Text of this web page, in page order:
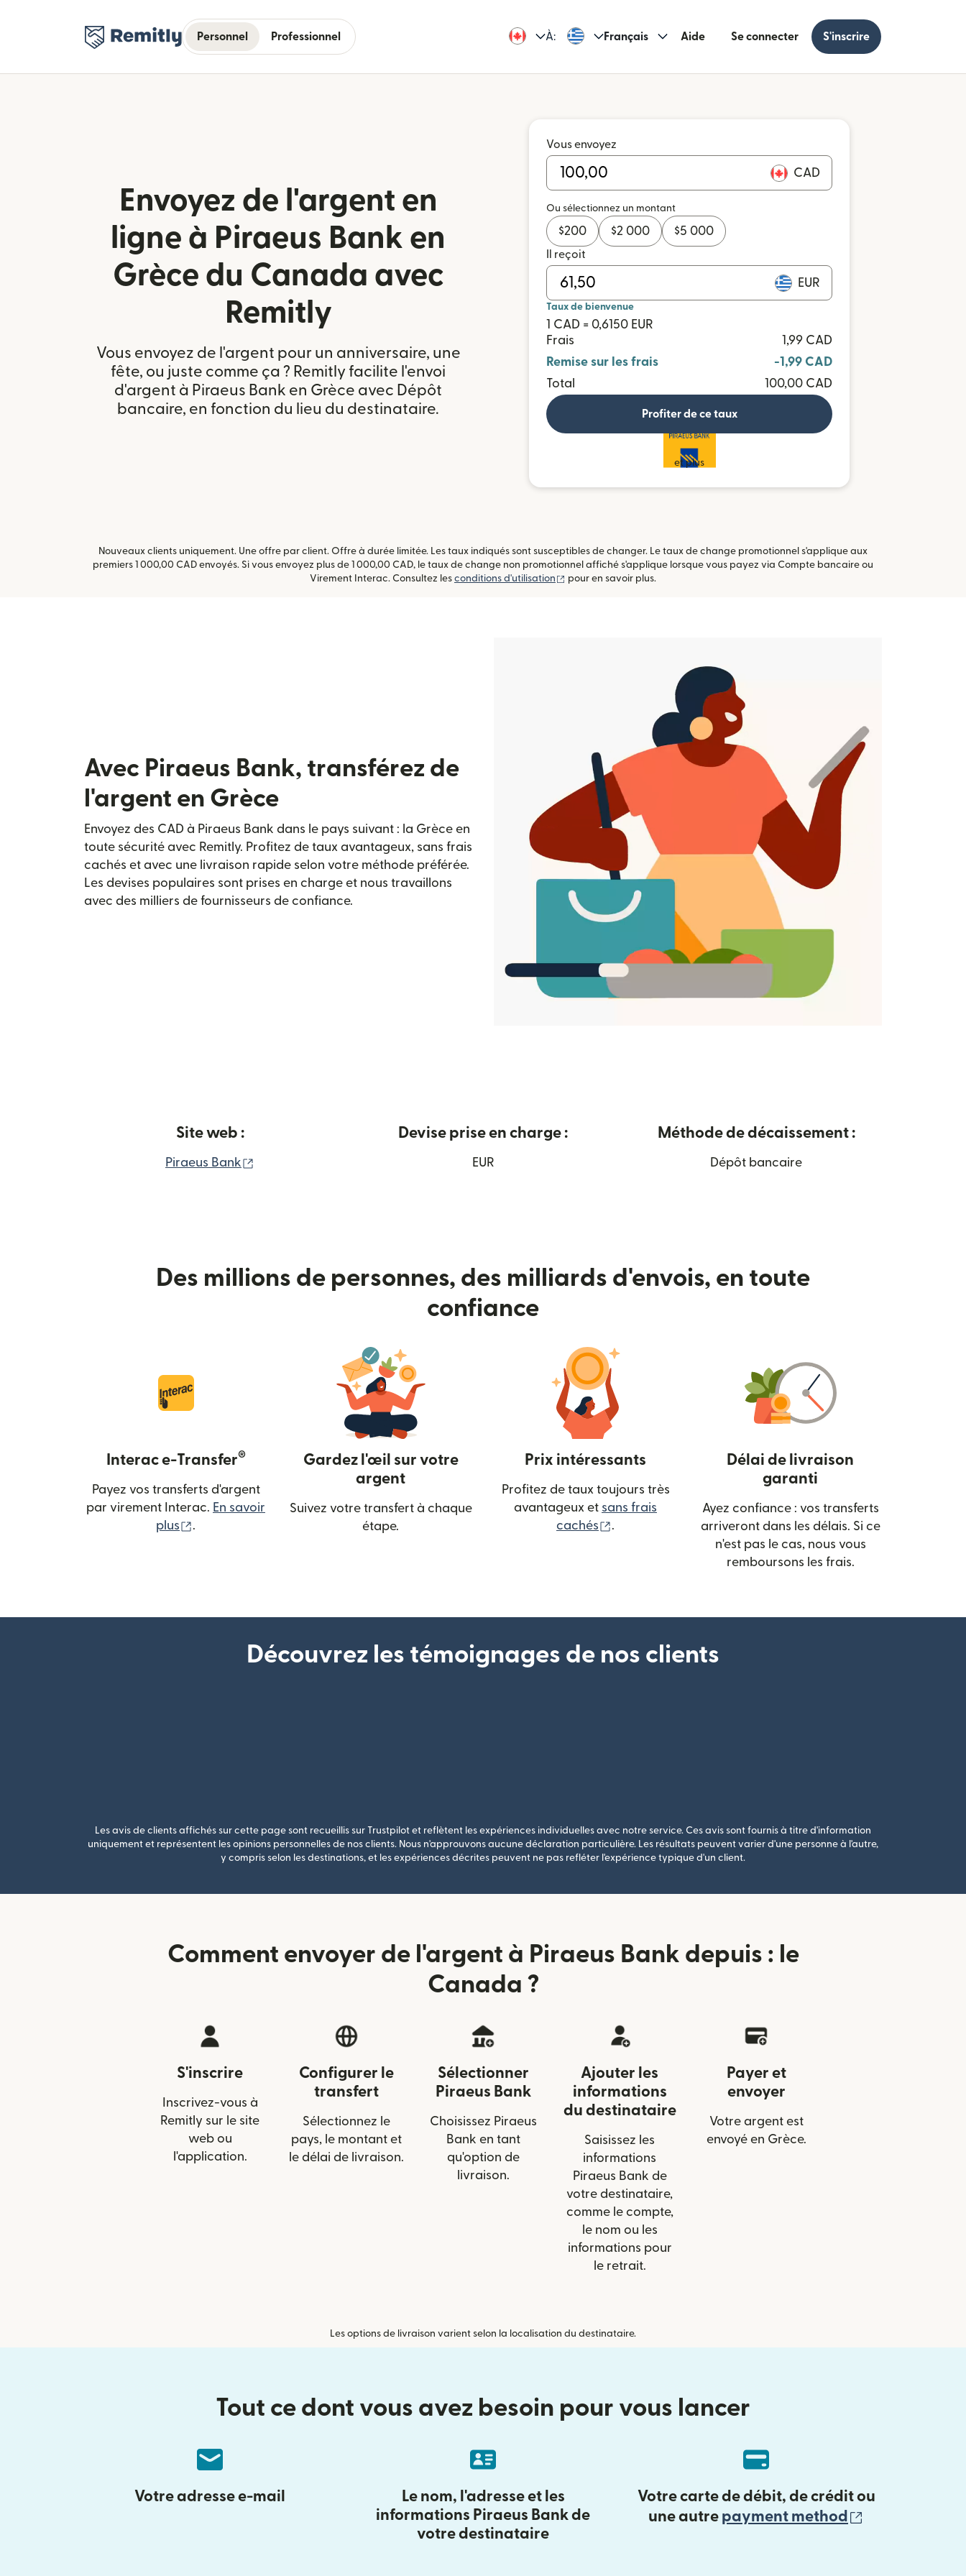
Personnel Professionnel À: Français Aide Se connecter S'inscrire
Envoyez de l'argent en
ligne à Piraeus Bank en
Grèce du Canada avec
Remitly
Vous envoyez de l'argent pour un anniversaire, une
fête, ou juste comme ça ? Remitly facilite l'envoi
d'argent à Piraeus Bank en Grèce avec Dépôt
bancaire, en fonction du lieu du destinataire.
Vous envoyez
CAD
Ou sélectionnez un montant
$200 $2 000 $5 000
Il reçoit
EUR
Taux de bienvenue
1 CAD = 0,6150 EUR
Frais
1,99 CAD
Remise sur les frais
-1,99 CAD
Total
100,00 CAD
Profiter de ce taux
et plus
Nouveaux clients uniquement. Une offre par client. Offre à durée limitée. Les taux indiqués sont susceptibles de changer. Le taux de change promotionnel s'applique aux
premiers 1 000,00 CAD envoyés. Si vous envoyez plus de 1 000,00 CAD, le taux de change non promotionnel affiché s'applique lorsque vous payez via Compte bancaire ou
Virement Interac. Consultez les conditions d'utilisation (s'ouvre dans une nouvelle fenêtre)
pour en savoir plus.
Avec Piraeus Bank, transférez de
l'argent en Grèce
Envoyez des CAD à Piraeus Bank dans le pays suivant : la Grèce en
toute sécurité avec Remitly. Profitez de taux avantageux, sans frais
cachés et avec une livraison rapide selon votre méthode préférée.
Les devises populaires sont prises en charge et nous travaillons
avec des milliers de fournisseurs de confiance.
Site web :
Piraeus Bank
Devise prise en charge :
EUR
Méthode de décaissement :
Dépôt bancaire
Des millions de personnes, des milliards d'envois, en toute
confiance
Interac e-Transfer®
Payez vos transferts d'argent
par virement Interac. En savoir
plus
(s'ouvre dans une nouvelle fenêtre)
.
Gardez l'œil sur votre
argent
Suivez votre transfert à chaque
étape.
Prix intéressants
Profitez de taux toujours très
avantageux et sans frais
cachés
(s'ouvre dans une nouvelle fenêtre)
.
Délai de livraison
garanti
Ayez confiance : vos transferts
arriveront dans les délais. Si ce
n'est pas le cas, nous vous
remboursons les frais.
Découvrez les témoignages de nos clients
Les avis de clients affichés sur cette page sont recueillis sur Trustpilot et reflètent les expériences individuelles avec notre service. Ces avis sont fournis à titre d'information
uniquement et représentent les opinions personnelles de nos clients. Nous n'approuvons aucune déclaration particulière. Les résultats peuvent varier d'une personne à l'autre,
y compris selon les destinations, et les expériences décrites peuvent ne pas refléter l'expérience typique d'un client.
Comment envoyer de l'argent à Piraeus Bank depuis : le
Canada ?
S'inscrire
Inscrivez-vous à
Remitly sur le site
web ou
l'application.
Configurer le
transfert
Sélectionnez le
pays, le montant et
le délai de livraison.
Sélectionner
Piraeus Bank
Choisissez Piraeus
Bank en tant
qu'option de
livraison.
Ajouter les
informations
du destinataire
Saisissez les
informations
Piraeus Bank de
votre destinataire,
comme le compte,
le nom ou les
informations pour
le retrait.
Payer et
envoyer
Votre argent est
envoyé en Grèce.
Les options de livraison varient selon la localisation du destinataire.
Tout ce dont vous avez besoin pour vous lancer
Votre adresse e-mail
Le nom, l'adresse et les
informations Piraeus Bank de
votre destinataire
Votre carte de débit, de crédit ou
une autre payment method